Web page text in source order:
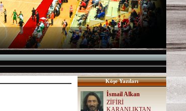
Köşe Yazıları
İsmail Alkan
ZİFİRİ
KARANLIKTAN